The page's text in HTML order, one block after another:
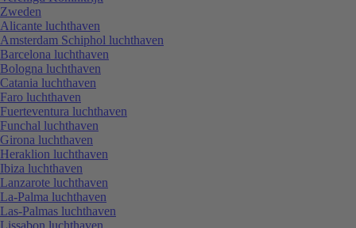
Zweden
Alicante luchthaven
Amsterdam Schiphol luchthaven
Barcelona luchthaven
Bologna luchthaven
Catania luchthaven
Faro luchthaven
Fuerteventura luchthaven
Funchal luchthaven
Girona luchthaven
Heraklion luchthaven
Ibiza luchthaven
Lanzarote luchthaven
La-Palma luchthaven
Las-Palmas luchthaven
Lissabon luchthaven